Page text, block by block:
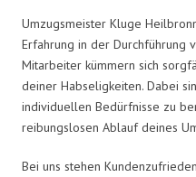
Umzugsmeister Kluge
Erfahrung in der Durchführung
Mitarbeiter kümmern sich
deiner Habseligkeiten. Dabei
individuellen Bedürfnisse zu
reibungslosen Ablauf deines
Bei uns stehen